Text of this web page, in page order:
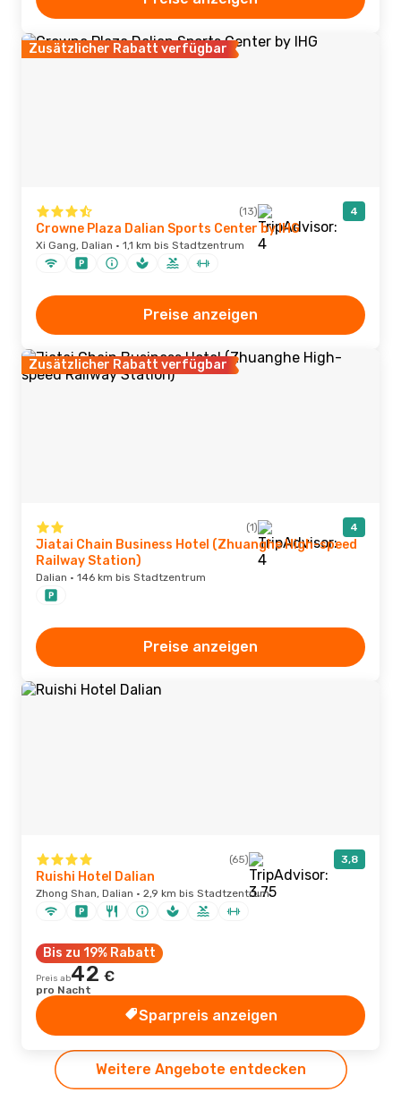
Zusätzlicher Rabatt verfügbar
(13) 4
Crowne Plaza Dalian Sports Center by IHG
Xi Gang, Dalian · 1,1 km bis Stadtzentrum
Preise anzeigen
Zusätzlicher Rabatt verfügbar
(1) 4
Jiatai Chain Business Hotel (Zhuanghe High-speed
Railway Station)
Dalian · 146 km bis Stadtzentrum
Preise anzeigen
(65) 3,8
Ruishi Hotel Dalian
Zhong Shan, Dalian · 2,9 km bis Stadtzentrum
Bis zu 19% Rabatt
Preis ab42 €
pro Nacht
Sparpreis anzeigen
Weitere Angebote entdecken